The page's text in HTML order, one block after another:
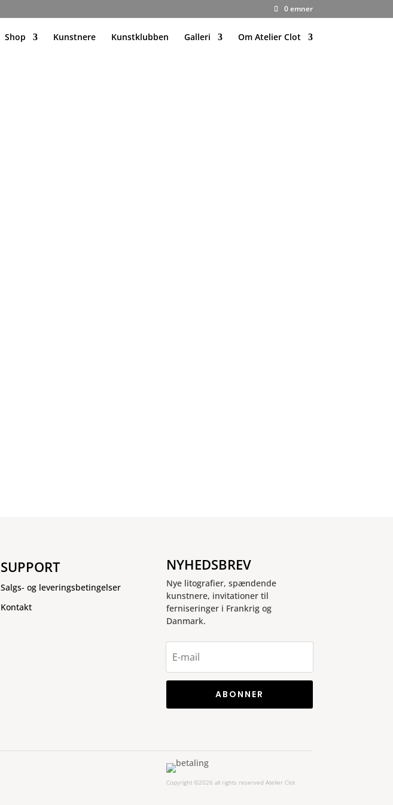
0 emner
Shop Kunstnere Kunstklubben Galleri Om Atelier Clot
SUPPORT
Salgs- og leveringsbetingelser
Kontakt
NYHEDSBREV
Nye litografier, spændende
kunstnere, invitationer til
ferniseringer i Frankrig og
Danmark.
ABONNER
Copyright ©2026 all rights reserved Atelier Clot